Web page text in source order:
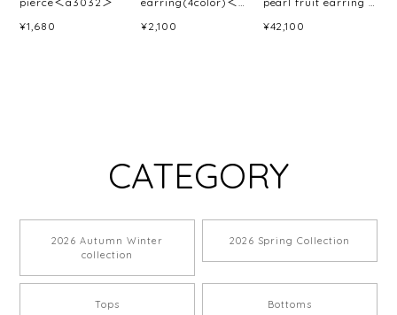
¥1,680
¥2,100 ¥42,100
CATEGORY
2026 Autumn Winter
collection
2026 Spring Collection
Tops Bottoms